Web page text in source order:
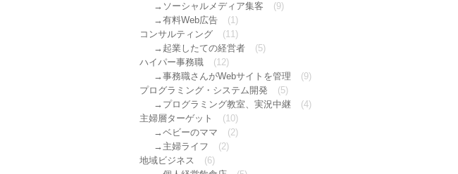
ソーシャルメディア集客
(9)
有料Web広告
(1)
コンサルティング
(11)
起業したての経営者
(5)
ハイパー事務職
(12)
事務職さんがWebサイトを管理
(9)
プログラミング・システム開発
(5)
プログラミング教室、実況中継
(4)
主婦層ターゲット
(10)
ベビーのママ
(2)
主婦ライフ
(2)
地域ビジネス
(6)